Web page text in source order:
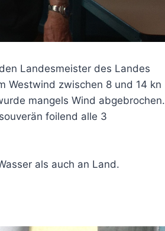
Landesmeister des Landes
Westwind zwischen 8 und 14 kn
mangels Wind abgebrochen.
foilend alle 3
als auch an Land.